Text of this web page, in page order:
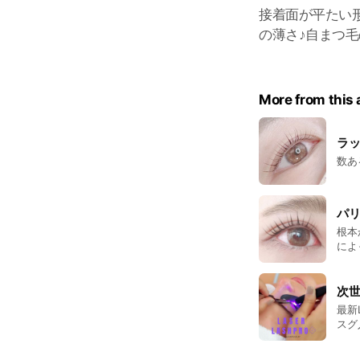
接着面が平たい
の薄さ♪自まつ
More from this
ラ
数あ
パ
根
に
次
最
ス